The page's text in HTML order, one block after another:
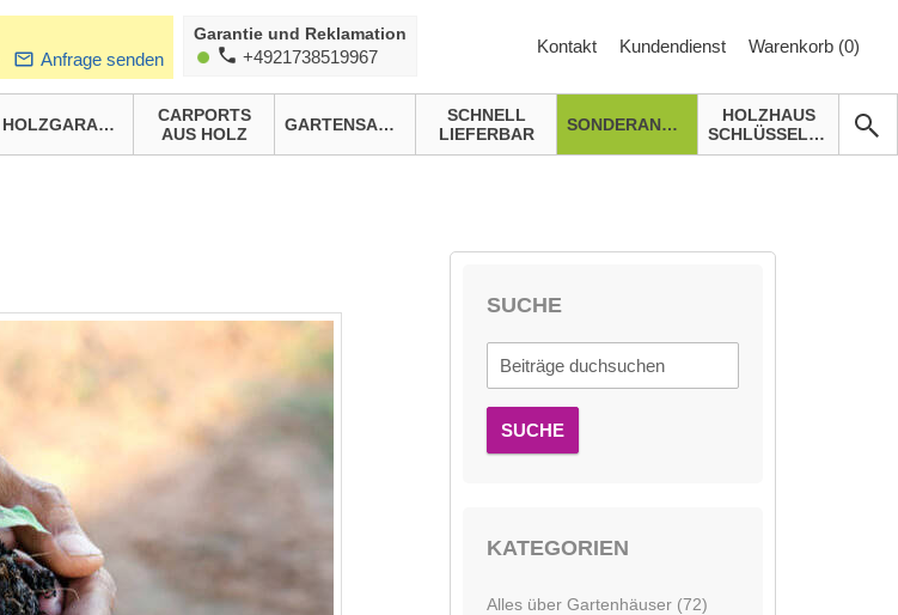
Anfrage senden
Garantie und Reklamation
+4921738519967
Kontakt Kundendienst Warenkorb (0)
HOLZGARAGEN
CARPORTS
AUS HOLZ
GARTENSAUNA
SCHNELL
LIEFERBAR
SONDERANGEBOTE
HOLZHAUS
SCHLÜSSELFERTIG
SUCHE
SUCHE
KATEGORIEN
Alles über Gartenhäuser (72)